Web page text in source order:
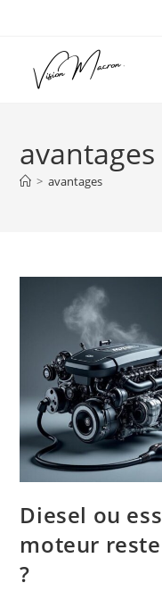
avantages
> avantages
Diesel ou
moteur
?